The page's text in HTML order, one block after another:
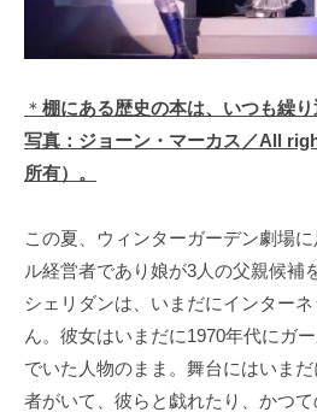
＊ 棚にある歴史の本は、いつも繰り
写真：ジョーン・マーカス／All
所有）。
この夏、ウィンターガーデン劇場
ル経営者であり娘が3人の父親候補
シェリダンは、いまだにインター
ん。彼女はいまだに1970年代にガ
でいた人物のまま。舞台にはいま
者がいて、彼らと戯れたり、かつ